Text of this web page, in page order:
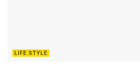
LIFE STYLE